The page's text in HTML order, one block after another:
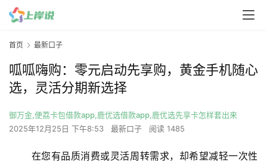
首页 最新口子
呱呱嗨购：零元启动先享购，黄金手机随心
选，灵活分期新选择
御万金,便荔卡包借款app,鹿优选借款app,鹿优选先享卡怎样套出来
2025年12月25日 下午8:53
最新口子 阅读 1485